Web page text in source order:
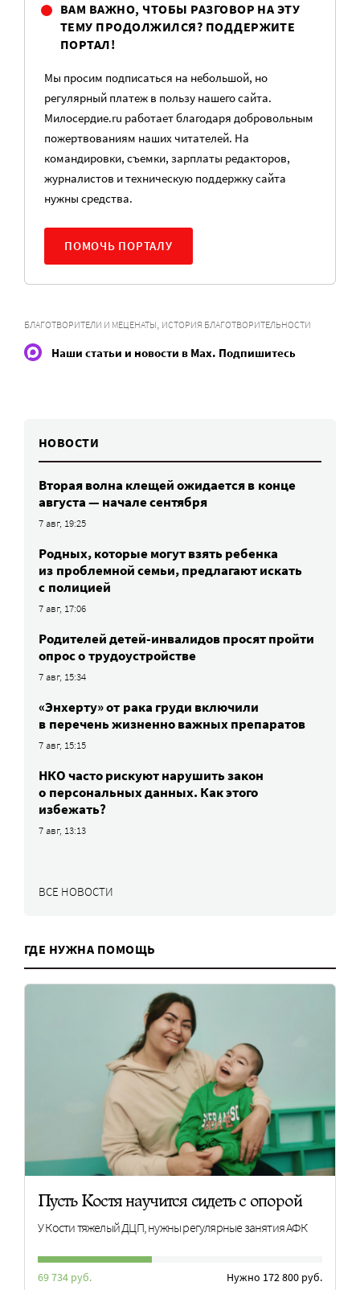
ВАМ ВАЖНО, ЧТОБЫ РАЗГОВОР НА ЭТУ
ТЕМУ ПРОДОЛЖИЛСЯ? ПОДДЕРЖИТЕ
ПОРТАЛ!
Мы просим подписаться на небольшой, но
регулярный платеж в пользу нашего сайта.
Милосердие.ru работает благодаря добровольным
пожертвованиям наших читателей. На
командировки, съемки, зарплаты редакторов,
журналистов и техническую поддержку сайта
нужны средства.
ПОМОЧЬ ПОРТАЛУ
БЛАГОТВОРИТЕЛИ И МЕЦЕНАТЫ, ИСТОРИЯ БЛАГОТВОРИТЕЛЬНОСТИ
Наши статьи и новости в Max. Подпишитесь
НОВОСТИ
Вторая волна клещей ожидается в конце
августа — начале сентября
7 авг, 19:25
Родных, которые могут взять ребенка
из проблемной семьи, предлагают искать
с полицией
7 авг, 17:06
Родителей детей-инвалидов просят пройти
опрос о трудоустройстве
7 авг, 15:34
«Энхерту» от рака груди включили
в перечень жизненно важных препаратов
7 авг, 15:15
НКО часто рискуют нарушить закон
о персональных данных. Как этого
избежать?
7 авг, 13:13
ВСЕ НОВОСТИ
ГДЕ НУЖНА ПОМОЩЬ
Пусть Костя научится сидеть с опорой
У Кости тяжелый ДЦП, нужны регулярные занятия АФК
69 734 руб. Нужно 172 800 руб.